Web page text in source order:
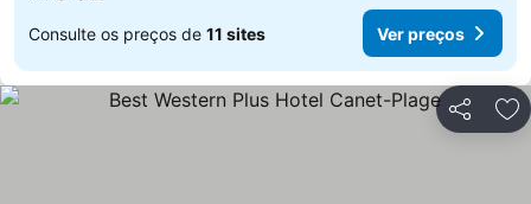
Consulte os preços de 11 sites Ver preços
Partilhar